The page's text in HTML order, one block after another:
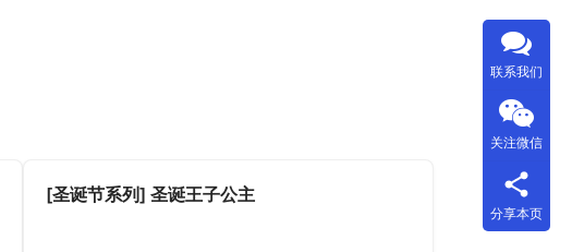
[圣诞节系列] 圣诞王子公主
联系我们
关注微信
分享本页